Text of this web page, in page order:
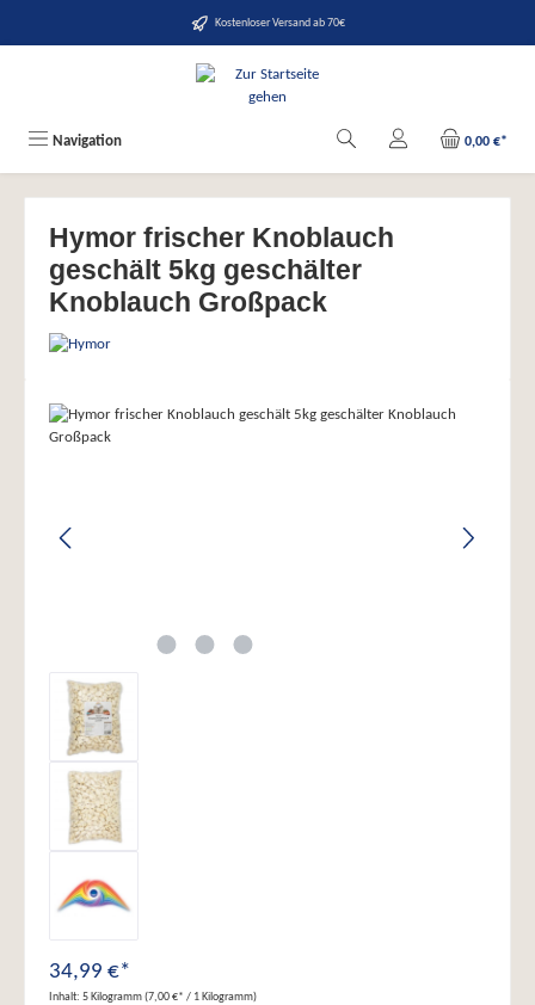
Kostenloser Versand ab 70€
Navigation 0,00 €*
Hymor frischer Knoblauch
geschält 5kg geschälter
Knoblauch Großpack
Bildergalerie überspringen
34,99 €*
Inhalt: 5 Kilogramm (7,00 €* / 1 Kilogramm)